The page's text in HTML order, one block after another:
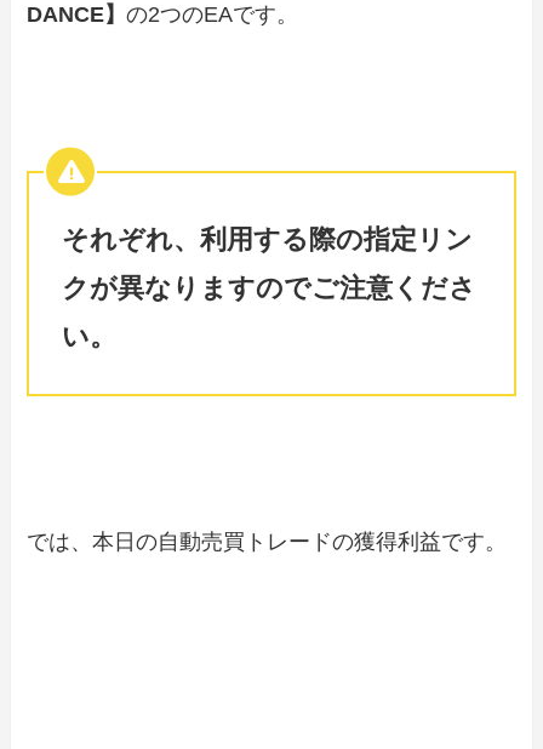
DANCE】の2つのEAです。
それぞれ、利用する際の指定リン
クが異なりますのでご注意くださ
い。
では、本日の自動売買トレードの獲得利益です。